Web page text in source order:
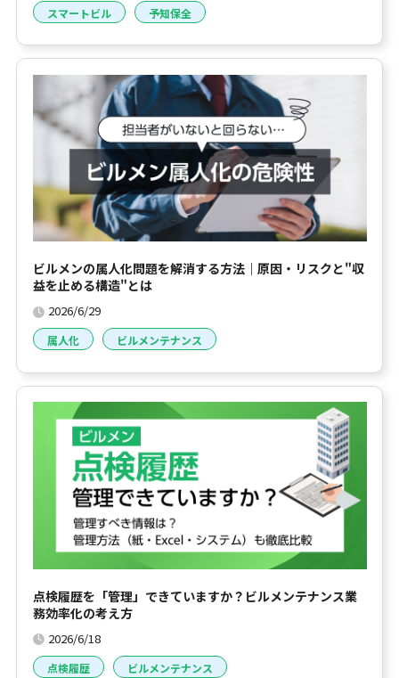
スマートビル 予知保全
ビルメンの属人化問題を解消する方法｜原因・リスクと"収
益を止める構造"とは
2026/6/29
属人化 ビルメンテナンス
点検履歴を「管理」できていますか？ビルメンテナンス業
務効率化の考え方
2026/6/18
点検履歴 ビルメンテナンス